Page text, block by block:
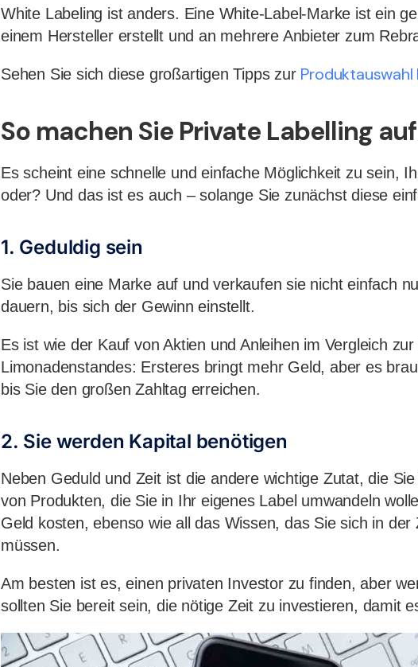
White Labeling ist anders. Eine White-Label-Marke ist ein
einem Hersteller erstellt und an mehrere Anbieter zum
Sehen Sie sich diese großartigen Tipps zur
So machen Sie Private Labelling
Es scheint eine schnelle und einfache Möglichkeit zu sein,
oder? Und das ist es auch – solange Sie zunächst diese
1. Geduldig sein
Sie bauen eine Marke auf und verkaufen sie nicht einfach
dauern, bis sich der Gewinn einstellt.
Es ist wie der Kauf von Aktien und Anleihen im Vergleich
Limonadenstandes: Ersteres bringt mehr Geld, aber es
bis Sie den großen Zahltag erreichen.
2. Sie werden Kapital benötigen
Neben Geduld und Zeit ist die andere wichtige Zutat, die
von Produkten, die Sie in Ihr eigenes Label umwandeln
Geld kosten, ebenso wie all das Wissen, das Sie sich in der
müssen.
Am besten ist es, einen privaten Investor zu finden, aber
sollten Sie bereit sein, die nötige Zeit zu investieren, damit